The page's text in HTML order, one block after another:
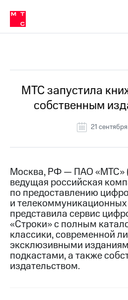
Медиа-центр
и акционерам
Устойчивое развитие
Комплаенс и деловая этика
компании
Карьера
История
компании
Руководство
Контакты
Медиа-центр
Пресс-
релизы
МТС
о технологиях
Достижения
в МТС
Пресс-
релизы
о технологиях
МТС запустила
собственным
21
Москва, РФ — ПАО «МТС»
ведущая российская
по предоставлению
и телекоммуникационных
представила сервис
«Строки» с полным
классики, современной
эксклюзивными
подкастами, а также
издательством.